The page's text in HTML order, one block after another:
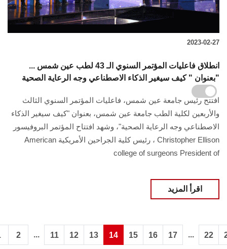
2023-02-27
انطلاق فاعليات المؤتمر السنوي الـ 43 لطب عين شمس ...
بعنوان " كيف سيغير الذكاء الاصطناعي وجه الرعاية الصحية"
افتتح رئيس جامعة عين شمس، فاعليات المؤتمر السنوي الثالث
والأربعين لكلية الطب جامعة عين شمس، بعنوان "كيف سيغير الذكاء
الاصطناعي وجه الرعاية الصحية"، وشهد افتتاح المؤتمر البروفيسور
Christopher Ellison ، رئيس كلية الجراحين الأمريكية American
college of surgeons President of
اقرأ المزيد
2 ... 11 12 13 14 15 16 17 ... 22